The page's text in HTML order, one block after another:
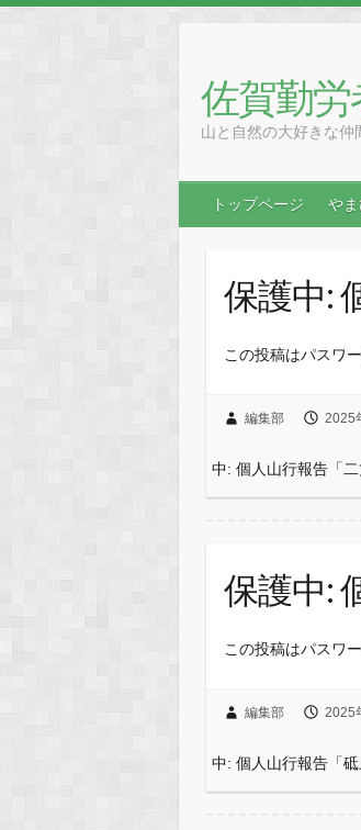
content
佐賀勤
山と自然の大好きな
トップページ や
保護中:
この投稿はパスワ
編集部 2025
中: 個人山行報告「二
保護中:
この投稿はパスワ
編集部 2025
中: 個人山行報告「砥